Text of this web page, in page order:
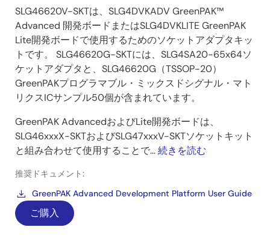
SLG46620V-SKTは、SLG4DVKADV GreenPAK™
Advanced 開発ボードまたはSLG4DVKLITE GreenPAK
Lite開発ボードで使用するためのソケットアダプタキッ
トです。 SLG46620G-SKTには、SLG4SA20-65x64ソ
ケットアダプタと、SLG46620G（TSSOP-20）
GreenPAKプログラマブル・ミックスドシグナル・マト
リクスICサンプル50個が含まれています。
GreenPAK AdvancedおよびLite開発ボードは、
SLG46xxxX-SKTおよびSLG47xxxV-SKTソケットキット
と組み合わせて使用することで...続きを読む
推奨ドキュメント:
GreenPAK Advanced Development Platform User Guide
ご購入